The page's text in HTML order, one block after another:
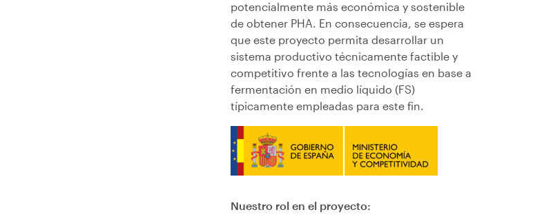
potencialmente más económica y sostenible
de obtener PHA. En consecuencia, se espera
que este proyecto permita desarrollar un
sistema productivo técnicamente factible y
competitivo frente a las tecnologías en base a
fermentación en medio líquido (FS)
típicamente empleadas para este fin.
Nuestro rol en el proyecto: